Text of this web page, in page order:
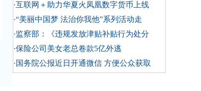
·互联网＋助力华夏火凤凰数字货币上线
·“美丽中国梦 法治你我他”系列活动走
·监察部：《违规发放津贴补贴行为处分
·保险公司美女老总卷款5亿外逃
·国务院公报近日开通微信 方便公众获取